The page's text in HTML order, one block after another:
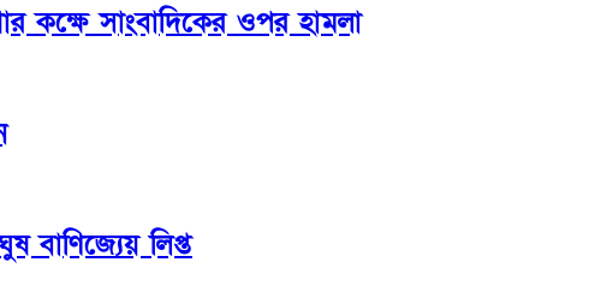
কক্ষে সাংবাদিকের ওপর হামলা
লিপ্ত